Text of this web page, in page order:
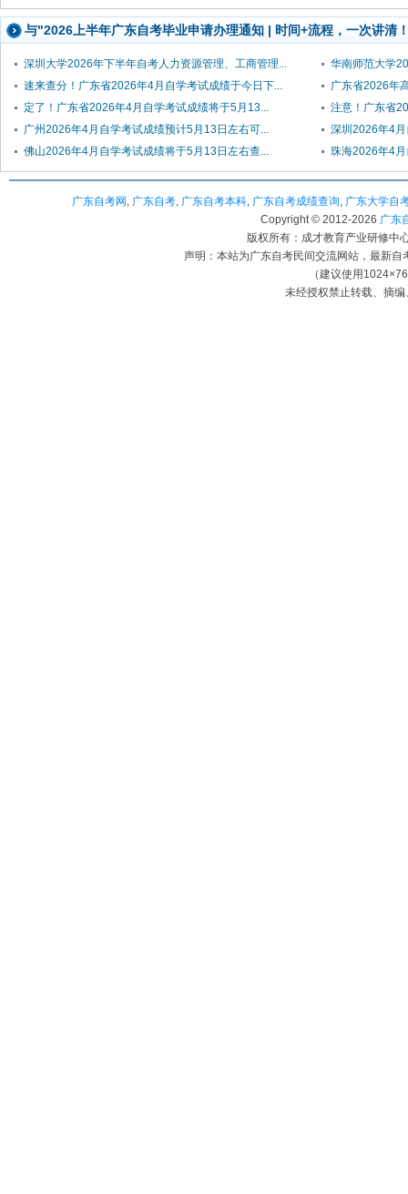
与"2026上半年广东自考毕业申请办理通知 | 时间+流程，一次讲清
深圳大学2026年下半年自考人力资源管理、工商管理...
华南师范大学
速来查分！广东省2026年4月自学考试成绩于今日下...
广东省2026年
定了！广东省2026年4月自学考试成绩将于5月13...
注意！广东省
广州2026年4月自学考试成绩预计5月13日左右可...
深圳2026年4
佛山2026年4月自学考试成绩将于5月13日左右查...
珠海2026年4
广东自考网 广东自考 广东自考本科 广东自考成绩查询 广东大学自
Copyright © 2012-2026 广东
版权所有：成才教育产业研修中
声明：本站为广东自考民间交流网站，最新
（建议使用
未经授权禁止转载、摘